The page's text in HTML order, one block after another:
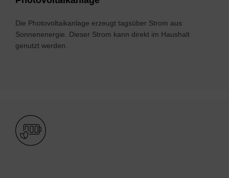
Die Photovoltaikanlage erzeugt tagsüber Strom aus
Sonnenenergie. Dieser Strom kann direkt im Haushalt
genutzt werden.
Bild